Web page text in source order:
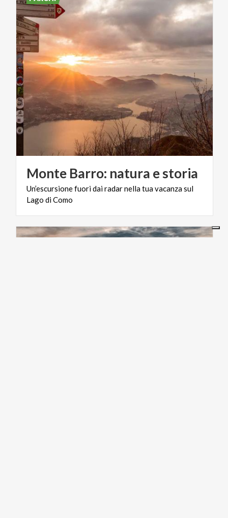
Monte Barro: natura estoria
Un’escursionefuoridairadarnellatuavacanzasul
Lago diComo